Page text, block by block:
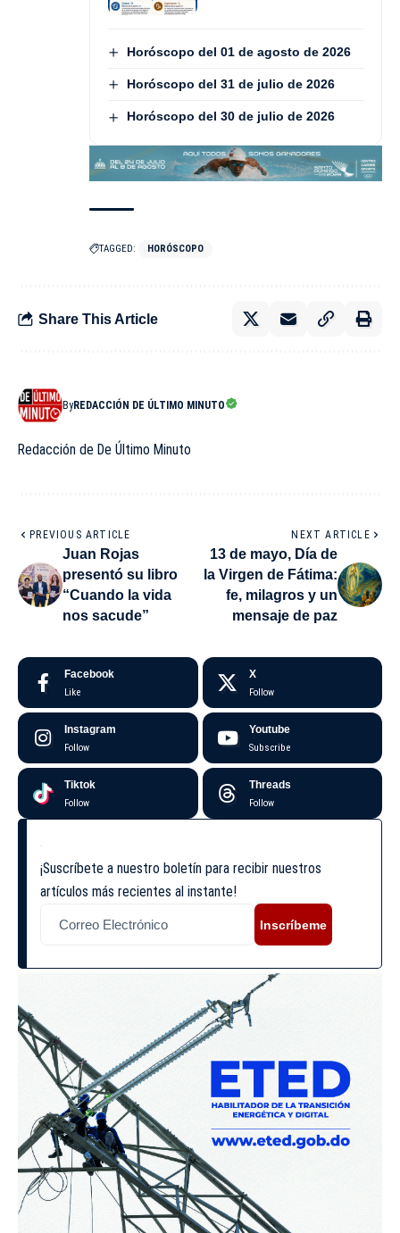
Horóscopo del 01 de agosto de 2026
Horóscopo del 31 de julio de 2026
Horóscopo del 30 de julio de 2026
TAGGED: HORÓSCOPO
Share This Article
ByREDACCIÓN DE ÚLTIMO MINUTO
Redacción de De Último Minuto
PREVIOUS ARTICLE
Juan Rojas
presentó su libro
“Cuando la vida
nos sacude”
NEXT ARTICLE
13 de mayo, Día de
la Virgen de Fátima:
fe, milagros y un
mensaje de paz
Facebook
Like
X
Follow
Instagram
Follow
Youtube
Subscribe
Tiktok
Follow
Threads
Follow
¡Suscríbete a nuestro boletín para recibir nuestros
artículos más recientes al instante!
Inscríbeme